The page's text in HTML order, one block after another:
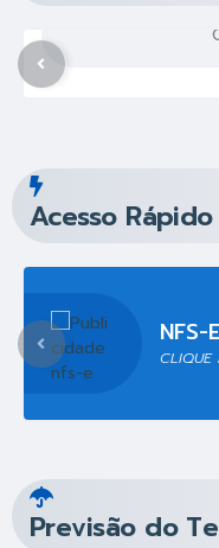
Acesso Rápido
NFS-E
CLIQUE
Previsão do